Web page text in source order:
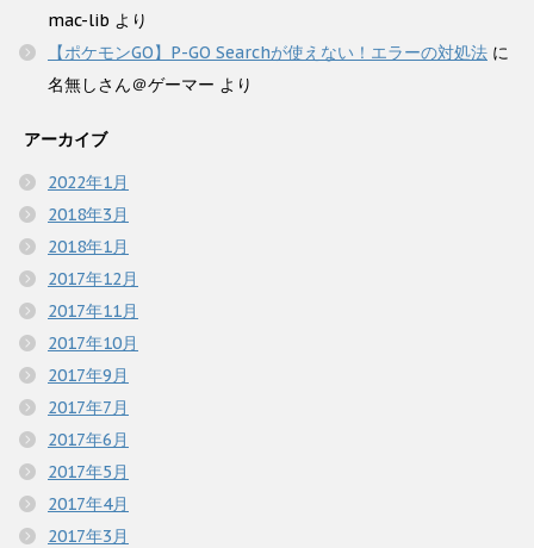
mac-lib より
【ポケモンGO】P-GO Searchが使えない！エラーの対処法 に
名無しさん＠ゲーマー より
アーカイブ
2022年1月
2018年3月
2018年1月
2017年12月
2017年11月
2017年10月
2017年9月
2017年7月
2017年6月
2017年5月
2017年4月
2017年3月